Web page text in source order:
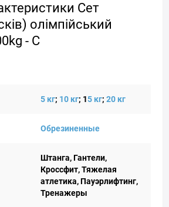
Сет
олімпійський
- С
5 кг; 10 кг; 15 кг; 20 кг
Обрезиненные
Штанга, Гантели,
Кроссфит, Тяжелая
атлетика, Пауэрлифтинг,
Тренажеры